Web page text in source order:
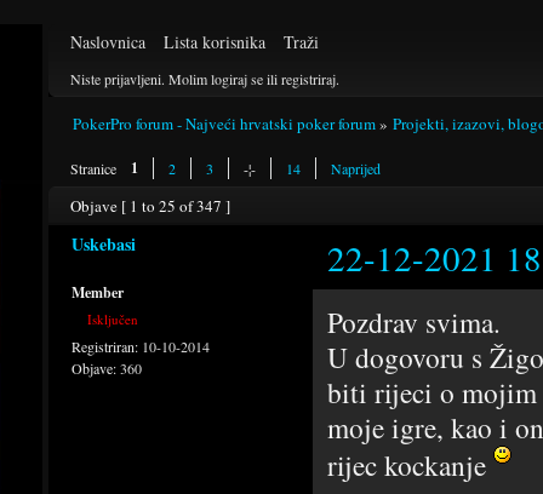
Naslovnica Lista korisnika Traži
Niste prijavljeni. Molim logiraj se ili registriraj.
PokerPro forum - Najveći hrvatski poker forum» Projekti, izazovi,
Stranice 1 2 3 -¦- 14 Naprijed
Objave [ 1 to 25 of 347 ]
Uskebasi 22-12-2021
Member
Isključen
Registriran: 10-10-2014
Objave:360
Pozdrav svima.
U dogovoru s
biti rijeci o mojim
moje igre, kao i
rijec kockanje